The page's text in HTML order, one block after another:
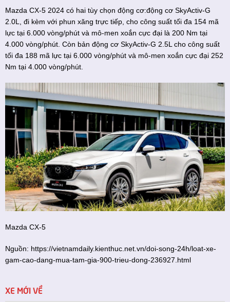
Mazda CX-5 2024 có hai tùy chọn động cơ:động cơ SkyActiv-G
2.0L, đi kèm với phun xăng trực tiếp, cho công suất tối đa 154 mã
lực tại 6.000 vòng/phút và mô-men xoắn cực đại là 200 Nm tại
4.000 vòng/phút. Còn bản động cơ SkyActiv-G 2.5L cho công suất
tối đa 188 mã lực tại 6.000 vòng/phút và mô-men xoắn cực đại 252
Nm tại 4.000 vòng/phút.
Mazda CX-5
Nguồn: https://vietnamdaily.kienthuc.net.vn/doi-song-24h/loat-xe-
gam-cao-dang-mua-tam-gia-900-trieu-dong-236927.html
XE MỚI VỀ